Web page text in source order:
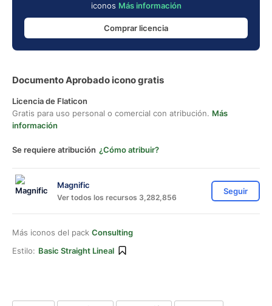
iconos Más información
Comprar licencia
Documento Aprobado icono gratis
Licencia de Flaticon
Gratis para uso personal o comercial con atribución. Más
información
Se requiere atribución ¿Cómo atribuir?
Magnific
Ver todos los recursos 3,282,856
Seguir
Más iconos del pack Consulting
Estilo: Basic Straight Lineal